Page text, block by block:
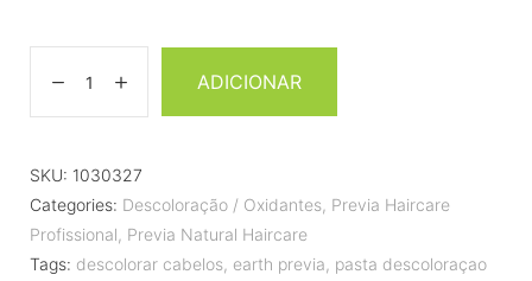
ADICIONAR
SKU: 1030327
Categories: Descoloração / Oxidantes, Previa Haircare
Profissional, Previa Natural Haircare
Tags: descolorar cabelos, earth previa, pasta descoloraçao